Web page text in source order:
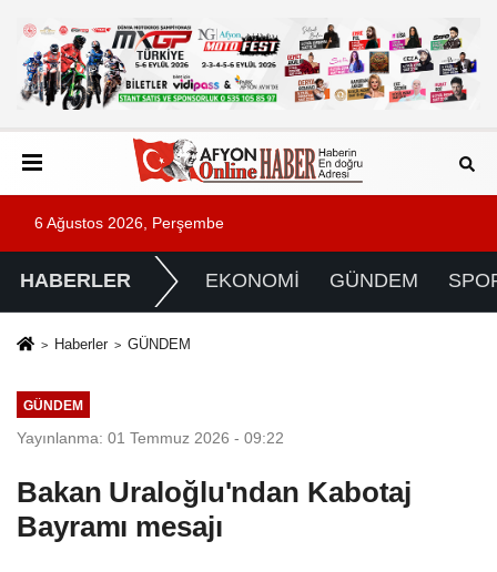
6 Ağustos 2026, Perşembe
HABERLER EKONOMİ GÜNDEM
Haberler GÜNDEM
GÜNDEM
Yayınlanma: 01 Temmuz 2026 - 09:22
Bakan Uraloğlu'ndan Kabotaj
Bayramı mesajı